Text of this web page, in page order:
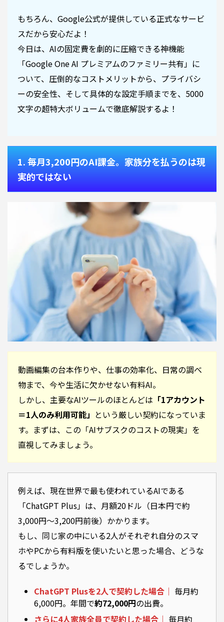
もちろん、Google公式が提供している正式なサービ
スだから安心だよ！
今日は、AIの固定費を劇的に圧縮できる神機能
「Google One AI プレミアムのファミリー共有」に
ついて、圧倒的なコストメリットから、プライバシ
ーの安全性、そして具体的な設定手順までを、5000
文字の超特大ボリュームで徹底解説するよ！
1. 毎月3,200円のAI課金。家族分を払うのは現
実的ではない
動画編集の台本作りや、仕事の効率化、日常の調べ
物まで、今や生活に欠かせない有料AI。
しかし、主要なAIツールのほとんどは 「1アカウント
＝1人のみ利用可能」 という厳しい契約になっていま
す。まずは、この「AIサブスクのコストの現実」を
直視してみましょう。
例えば、現在世界で最も使われているAIである
「ChatGPT Plus」は、月額20ドル（日本円で約
3,000円〜3,200円前後）かかります。
もし、同じ家の中にいる2人がそれぞれ自分のスマ
ホやPCから有料版を使いたいと思った場合、どうな
るでしょうか。
ChatGPT Plusを2人で契約した場合｜ 毎月約
6,000円。年間で約72,000円の出費。
さらに4人家族全員で契約した場合｜ 毎月約